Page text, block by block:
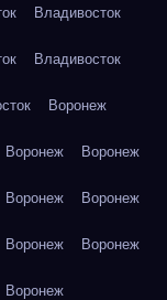
Владивосток
Владивосток
Воронеж
Воронеж Воронеж
Воронеж Воронеж
Воронеж Воронеж
Воронеж